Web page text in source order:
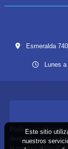
Esmeralda
Lunes
Podés cancelar tus
dentro de un plazo
Este sitio
nuestros